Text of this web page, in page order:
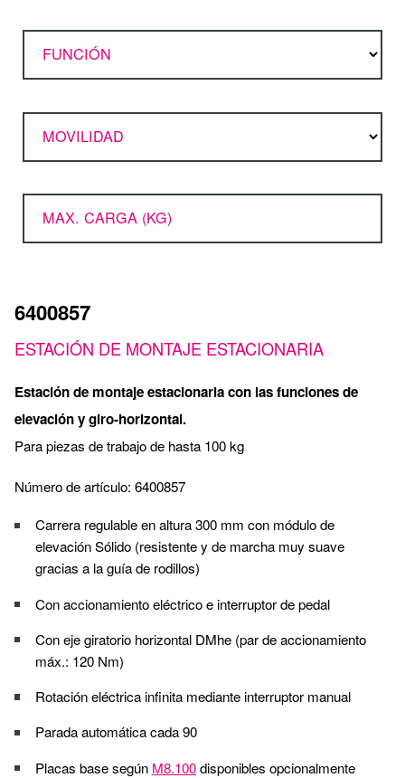
FUNCIÓN
MOVILIDAD
MAX. CARGA (KG)
6400857
ESTACIÓN DE MONTAJE ESTACIONARIA
Estación de montaje estacionaria con las funciones de
elevación y giro-horizontal.
Para piezas de trabajo de hasta 100 kg
Número de artículo: 6400857
Carrera regulable en altura 300 mm con módulo de
elevación Sólido (resistente y de marcha muy suave
gracias a la guía de rodillos)
Con accionamiento eléctrico e interruptor de pedal
Con eje giratorio horizontal DMhe (par de accionamiento
máx.: 120 Nm)
Rotación eléctrica infinita mediante interruptor manual
Parada automática cada 90
Placas base según M8.100disponibles opcionalmente